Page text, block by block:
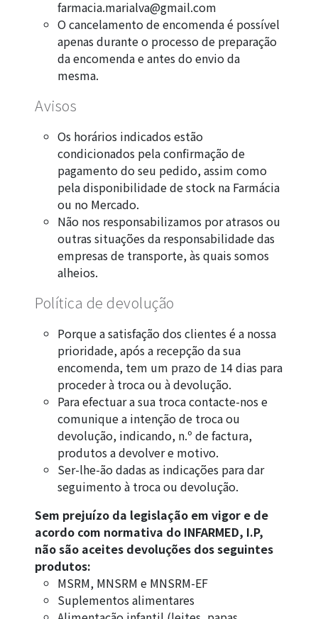
farmacia.marialva@gmail.com
O cancelamento de encomenda é possível
apenas durante o processo de preparação
da encomenda e antes do envio da
mesma.
Avisos
Os horários indicados estão
condicionados pela confirmação de
pagamento do seu pedido, assim como
pela disponibilidade de stock na Farmácia
ou no Mercado.
Não nos responsabilizamos por atrasos ou
outras situações da responsabilidade das
empresas de transporte, às quais somos
alheios.
Política de devolução
Porque a satisfação dos clientes é a nossa
prioridade, após a recepção da sua
encomenda, tem um prazo de 14 dias para
proceder à troca ou à devolução.
Para efectuar a sua troca contacte-nos e
comunique a intenção de troca ou
devolução, indicando, n.º de factura,
produtos a devolver e motivo.
Ser-lhe-ão dadas as indicações para dar
seguimento à troca ou devolução.
Sem prejuízo da legislação em vigor e de
acordo com normativa do INFARMED, I.P,
não são aceites devoluções dos seguintes
produtos:
MSRM, MNSRM e MNSRM-EF
Suplementos alimentares